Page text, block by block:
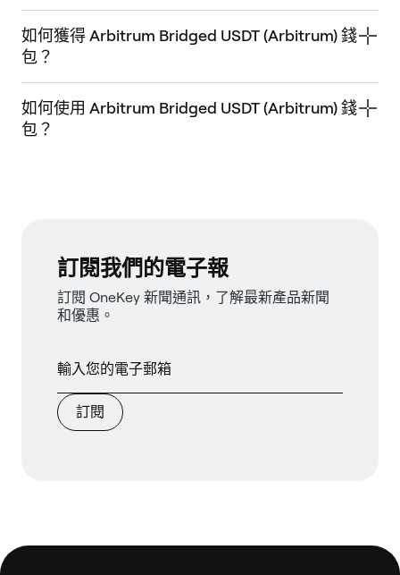
如何獲得 Arbitrum Bridged USDT (Arbitrum) 錢
包？
如何使用 Arbitrum Bridged USDT (Arbitrum) 錢
包？
訂閱我們的電子報
訂閱 OneKey 新聞通訊，了解最新產品新聞
和優惠。
訂閱
頁